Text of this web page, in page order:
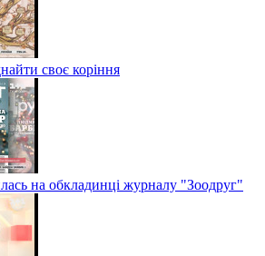
своє коріння
на обкладинці журналу "Зоодруг"